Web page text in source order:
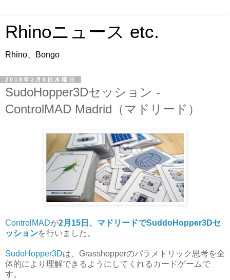
Rhinoニュース etc.
Rhino、Bongo
2018年2月8日木曜日
SudoHopper3Dセッション -
ControlMAD Madrid（マドリード）
ControlMADが2月15日、マドリードでSuddoHopper3Dセ
ッションを行いました。
SudoHopper3Dは、Grasshopperのパラメトリック思考を全
体的により理解できるようにしてくれるカードゲームで
す。